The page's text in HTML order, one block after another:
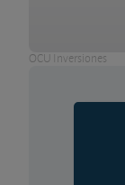
OCU Inversiones